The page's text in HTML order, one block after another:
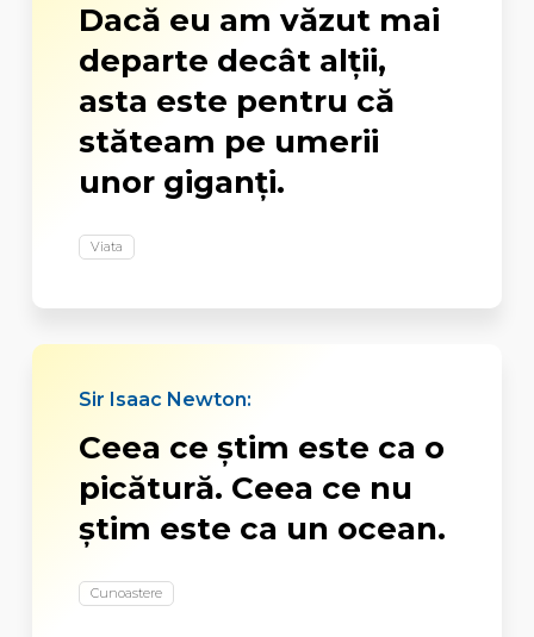
Dacă eu am văzut mai
departe decât alţii,
asta este pentru că
stăteam pe umerii
unor giganţi.
Viata
Sir Isaac Newton:
Ceea ce ştim este ca o
picătură. Ceea ce nu
ştim este ca un ocean.
Cunoastere